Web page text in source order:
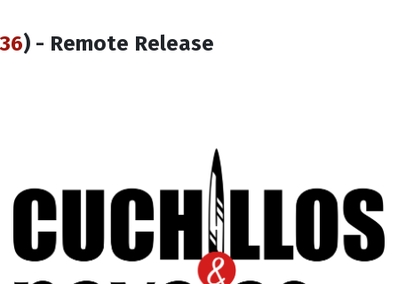
36) - Remote Release